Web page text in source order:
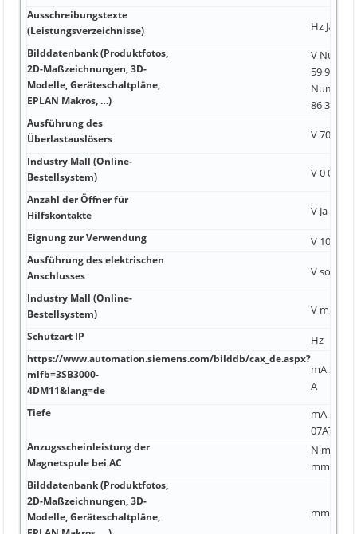
Ausschreibungstexte
(Leistungsverzeichnisse)
Hz Ja Ja
Bilddatenbank (Produktfotos,
2D-Maßzeichnungen, 3D-
Modelle, Geräteschaltpläne,
EPLAN Makros, …)
V
59 999
86 3 600
Ausführung des
Überlastauslösers
V 70 mm
Industry Mall (Online-
Bestellsystem)
V 0 0,32 A
Anzahl der Öffner für
Hilfskontakte
V Ja 0,35 A
Eignung zur Verwendung V 10
Ausführung des elektrischen
Anschlusses
V
Industry Mall (Online-
Bestellsystem)
V mm Ja
Schutzart IP Hz
https://www.automation.siemens.com/bilddb/cax_de.aspx?
mlfb=3SB3000-
4DM11&lang=de
mA
A
Tiefe
mA bei
Anzugsscheinleistung der
Magnetspule bei AC
N·m 25
mm²),
Bilddatenbank (Produktfotos,
2D-Maßzeichnungen, 3D-
Modelle, Geräteschaltpläne,
mm 8 2